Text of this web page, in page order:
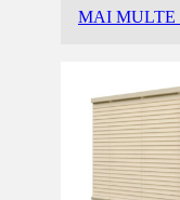
MAI MULTE